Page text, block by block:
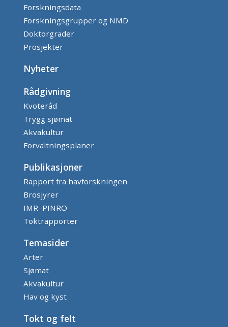
Forskningsdata
Forskningsgrupper og NMD
Doktorgrader
Prosjekter
Nyheter
Rådgivning
Kvoteråd
Trygg sjømat
Akvakultur
Forvaltningsplaner
Publikasjoner
Rapport fra havforskningen
Brosjyrer
IMR–PINRO
Toktrapporter
Temasider
Arter
Sjømat
Akvakultur
Hav og kyst
Tokt og felt